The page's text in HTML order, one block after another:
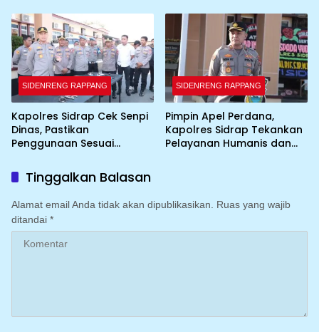
SIDENRENG RAPPANG
Kapolres Sidrap Cek Senpi
Dinas, Pastikan
Penggunaan Sesuai
SIDENRENG RAPPANG
Pimpin Apel Perdana,
Kapolres Sidrap Tekankan
Pelayanan Humanis dan
Tinggalkan Balasan
Alamat email Anda tidak akan dipublikasikan. Ruas yang wajib
ditandai *